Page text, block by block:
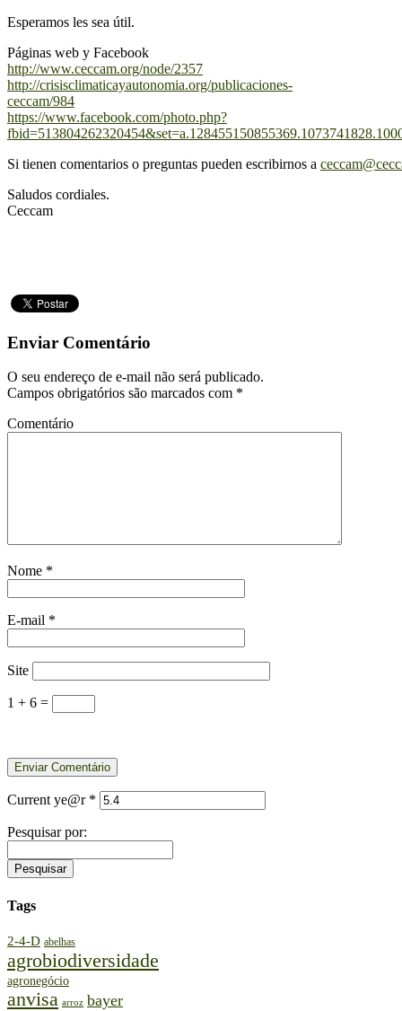
Esperamos les sea útil.
Páginas web y Facebook
http://www.ceccam.org/node/2357
http://crisisclimaticayautonomia.org/publicaciones-
ceccam/984
https://www.facebook.com/photo.php?
Si tienen comentarios o preguntas pueden escribirnos a
Saludos cordiales.
Ceccam
Enviar Comentário
O seu endereço de e-mail não será publicado.
Campos obrigatórios são marcados com *
Comentário
Nome *
E-mail *
Site
1 + 6 =
Current ye@r *
Pesquisar por:
Tags
2-4-D abelhas
agrobiodiversidade
agronegócio
anvisa arroz bayer